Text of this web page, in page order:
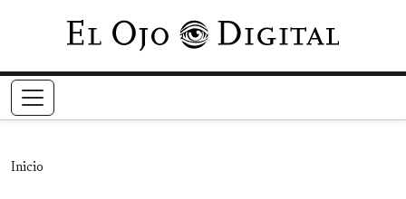
Pasar al contenido principal
Inicio